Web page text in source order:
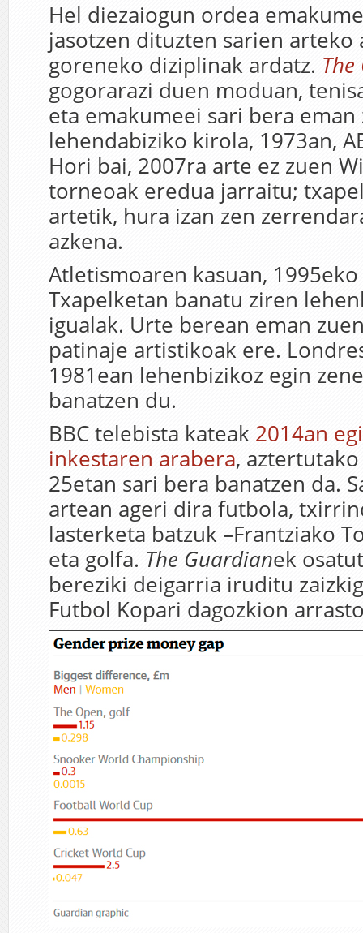
Hel diezaiogun ordea
jasotzen dituzten sarien arteko
goreneko diziplinak ardatz.
gogorarazi duen moduan,
eta emakumeei sari bera eman
lehendabiziko kirola, 1973an,
Hori bai, 2007ra arte ez zuen
torneoak eredua jarraitu;
artetik, hura izan zen
azkena.
Atletismoaren kasuan,
Txapelketan banatu ziren
igualak. Urte berean eman
patinaje artistikoak ere.
1981ean lehenbizikoz egin
banatzen du.
BBC telebista kateak 2014an
inkestaren arabera,
25etan sari bera banatzen da.
artean ageri dira futbola,
lasterketa batzuk –Frantziako
eta golfa. The Guardianek
bereziki deigarria iruditu
Futbol Kopari dagozkion